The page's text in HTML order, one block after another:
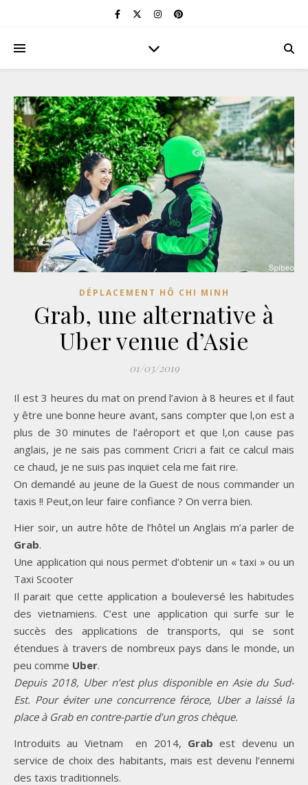
DÉPLACEMENT HÔ CHI MINH
Grab, une alternative à
Uber venue d’Asie
01/03/2019
Il est 3 heures du mat on prend l’avion à 8 heures et il faut
y être une bonne heure avant, sans compter que l,on est a
plus de 30 minutes de l’aéroport et que l,on cause pas
anglais, je ne sais pas comment Cricri a fait ce calcul mais
ce chaud, je ne suis pas inquiet cela me fait rire.
On demandé au jeune de la Guest de nous commander un
taxis !! Peut,on leur faire confiance ? On verra bien.
Hier soir, un autre hôte de l’hôtel un Anglais m’a parler de
Grab.
Une application qui nous permet d’obtenir un « taxi » ou un
Taxi Scooter
Il parait que cette application a bouleversé les habitudes
des vietnamiens. C’est une application qui surfe sur le
succès des applications de transports, qui se sont
étendues à travers de nombreux pays dans le monde, un
peu comme Uber.
Depuis 2018, Uber n’est plus disponible en Asie du Sud-
Est. Pour éviter une concurrence féroce, Uber a laissé la
place à Grab en contre-partie d’un gros chèque.
Introduits au Vietnam en 2014, Grab est devenu un
service de choix des habitants, mais est devenu l’ennemi
des taxis traditionnels.